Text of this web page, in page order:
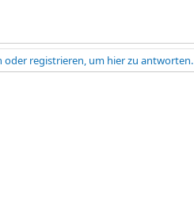
oder registrieren, um hier zu antworten.